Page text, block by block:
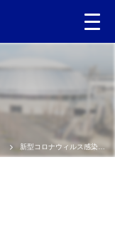
新型コロナウィルス感染症の拡大防止対策によるイベント延期のお知らせ